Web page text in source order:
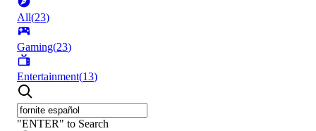
All(23)
Gaming(23)
Entertainment(13)
"ENTER" to Search